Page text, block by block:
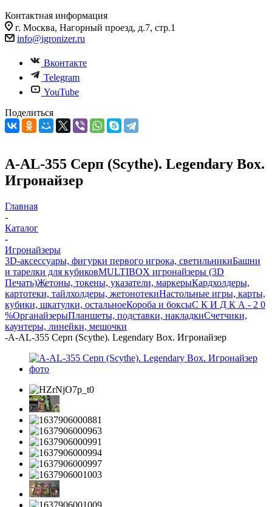
Контактная информация
г. Москва, Нагорный проезд, д.7, стр.1
info@igronizer.ru
Вконтакте
Telegram
YouTube
Поделиться
A-AL-355 Серп (Scythe). Legendary Box.
Игронайзер
Главная
-
Каталог
-
Игронайзеры
3D-аксессуары, фигурки первого игрока, светильникиБашни
и тарелки для кубиковMULTIBOX игронайзеры (3D
Печать)Жетоны, токены, указатели, маркерыКардхолдеры,
картотеки, тайлхолдеры, жетонотекиНастольные игры, карты,
кубики, шкатулки, остальноеКороба и боксыС К И Д К А - 2 0
%ОрганайзерыПланшеты, подставки, накладкиСчетчики,
каунтеры, линейки, мешочки
-A-AL-355 Серп (Scythe). Legendary Box. Игронайзер